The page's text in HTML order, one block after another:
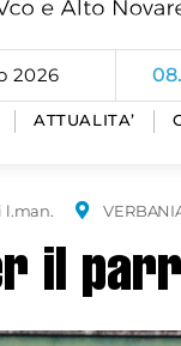
2026
ATTUALITA’
l.man.
il